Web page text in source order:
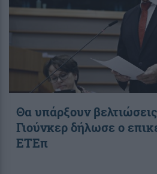
Θα υπάρξουν
Γιούνκερ δήλωσε ο
ΕΤΕπ